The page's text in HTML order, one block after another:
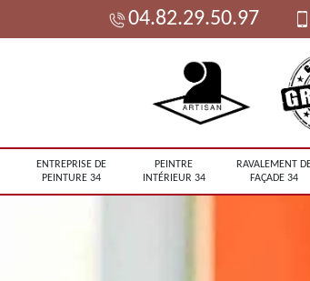
04.82.29.50.97
ENTREPRISE DE
PEINTURE 34
PEINTRE
INTÉRIEUR 34
RAVALEMENT
FAÇADE 34